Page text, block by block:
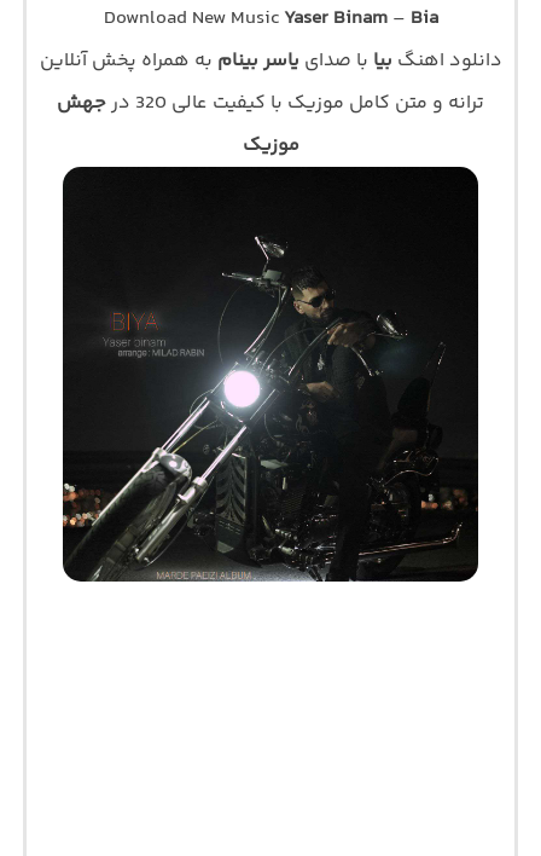
Download New Music Yaser Binam– Bia
دانلود اهنگ بیا با صدای یاسر بینام به همراه پخش آنلاین
ترانه و متن کامل موزیک با کیفیت عالی 320 در
جهش
موزیک